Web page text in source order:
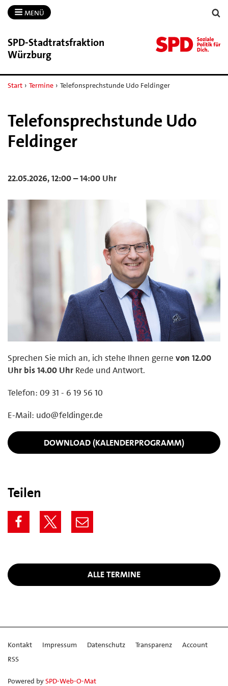
MENÜ
SPD-​Stadtratsfraktion
Würzburg
Start › Termine › Telefonsprechstunde Udo Feldinger
Telefonsprechstunde Udo
Feldinger
22.05.2026, 12:00 – 14:00 Uhr
Sprechen Sie mich an, ich stehe Ihnen gerne von 12.00
Uhr bis 14.00 Uhr Rede und Antwort.
Telefon: 09 31 - 6 19 56 10
E-Mail: udo@feldinger.de
DOWNLOAD (KALENDERPROGRAMM)
Teilen
ALLE TERMINE
Kontakt Impressum Datenschutz Transparenz
Account
RSS
Powered bySPD-Web-O-Mat